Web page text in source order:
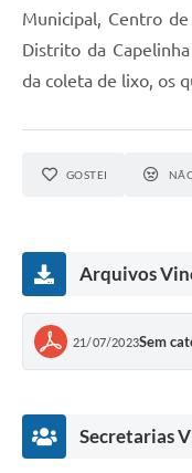
Municipal, Centro
Distrito da
da coleta de lixo, os
GOSTEI
Arquivos
21/07/2023Sem
Secretarias